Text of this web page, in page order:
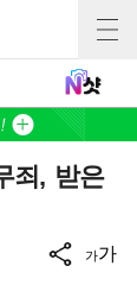
죄, 받은
가가